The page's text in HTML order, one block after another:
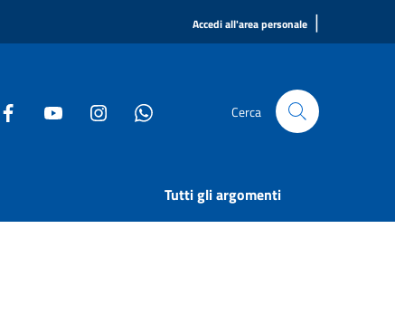
Accedi all'area personale |
Cerca
Tutti gli argomenti